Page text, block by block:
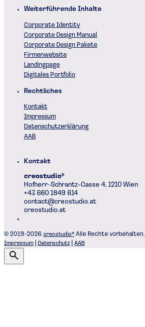
Weiterführende Inhalte
Corporate Identity
Corporate Design Manual
Corporate Design Pakete
Firmenwebsite
Landingpage
Digitales Portfolio
Rechtliches
Kontakt
Impressum
Datenschutzerklärung
AAB
Kontakt
creostudio®
Hofherr-Schrantz-Gasse 4, 1210 Wien
+43 660 1849 614
contact@creostudio.at
creostudio.at
© 2019-2026 creostudio® Alle Rechte vorbehalten.
Impressum
Datenschutz AAB